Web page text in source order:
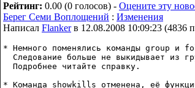
Рейтинг: 0.00 (0 голосов) - Оцените эту
Берег Семи Воплощений : Изменения
Написал Flanker в 12.08.2008 10:09:23 (4836
* Немного поменялись команды group и
Следование больше не выкидывает из
  Подробнее читайте справку.
* Команда showkills отменена, её